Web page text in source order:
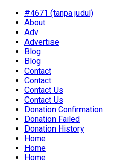
#4671 (tanpa judul)
About
Adv
Advertise
Blog
Blog
Contact
Contact
Contact Us
Contact Us
Donation Confirmation
Donation Failed
Donation History
Home
Home
Home